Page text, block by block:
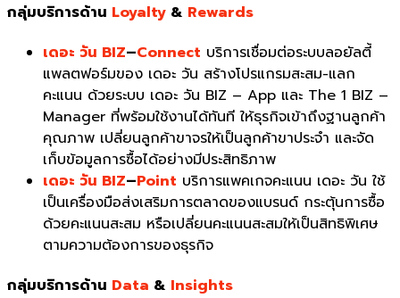
กลุ่มบริการด้าน Loyalty & Rewards
เดอะ วัน BIZ–Connect บริการเชื่อมต่อระบบลอยัลตี้
แพลตฟอร์มของ เดอะ วัน สร้างโปรแกรมสะสม-แลก
คะแนน ด้วยระบบ เดอะ วัน BIZ – App และ The 1 BIZ –
Manager ที่พร้อมใช้งานได้ทันที ให้ธุรกิจเข้าถึงฐานลูกค้า
คุณภาพ เปลี่ยนลูกค้าขาจรให้เป็นลูกค้าขาประจำ และจัด
เก็บข้อมูลการซื้อได้อย่างมีประสิทธิภาพ
เดอะ วัน BIZ–Point บริการแพคเกจคะแนน เดอะ วันใช้
เป็นเครื่องมือส่งเสริมการตลาดของแบรนด์ กระตุ้นการซื้อ
ด้วยคะแนนสะสม หรือเปลี่ยนคะแนนสะสมให้เป็นสิทธิพิเศษ
ตามความต้องการของธุรกิจ
กลุ่มบริการด้าน Data & Insights